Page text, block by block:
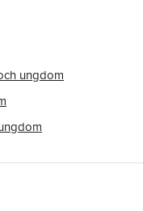
ungdom